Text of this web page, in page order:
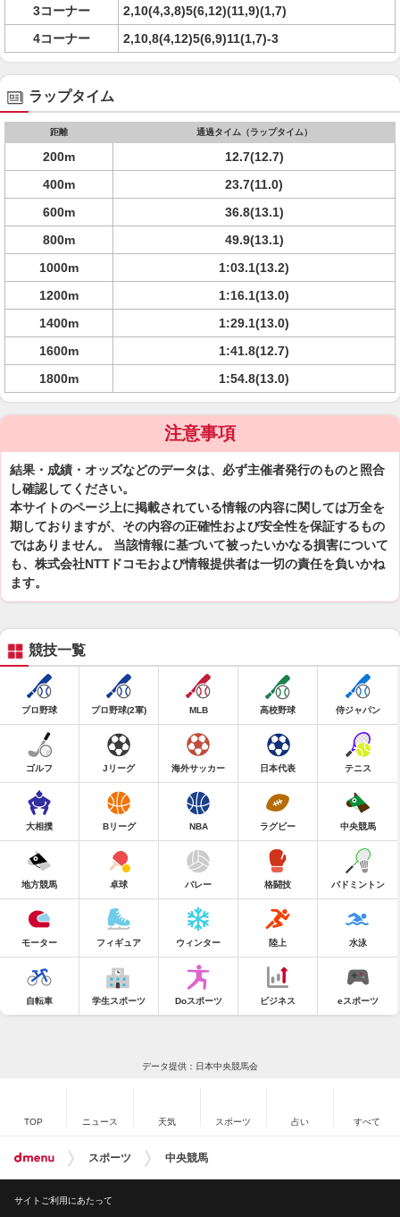
3コーナー
2,10(4,3,8)5(6,12)(11,9)(1,7)
4コーナー
2,10,8(4,12)5(6,9)11(1,7)-3
ラップタイム
距離 通過タイム（ラップタイム）
200m
12.7(12.7)
400m
23.7(11.0)
600m
36.8(13.1)
800m
49.9(13.1)
1000m
1:03.1(13.2)
1200m
1:16.1(13.0)
1400m
1:29.1(13.0)
1600m
1:41.8(12.7)
1800m
1:54.8(13.0)
注意事項
結果・成績・オッズなどのデータは、必ず主催者発行のものと照合
し確認してください。
本サイトのページ上に掲載されている情報の内容に関しては万全を
期しておりますが、その内容の正確性および安全性を保証するもの
ではありません。 当該情報に基づいて被ったいかなる損害について
も、株式会社NTTドコモおよび情報提供者は一切の責任を負いかね
ます。
競技一覧
プロ野球 プロ野球(2軍) MLB 高校野球 侍ジャパン
ゴルフ Jリーグ 海外サッカー 日本代表 テニス
大相撲 Bリーグ NBA ラグビー 中央競馬
地方競馬 卓球 バレー 格闘技 バドミントン
モーター フィギュア ウィンター 陸上 水泳
自転車 学生スポーツ Doスポーツ ビジネス eスポーツ
データ提供：日本中央競馬会
TOP ニュース 天気 スポーツ 占い すべて
スポーツ 中央競馬
サイトご利用にあたって